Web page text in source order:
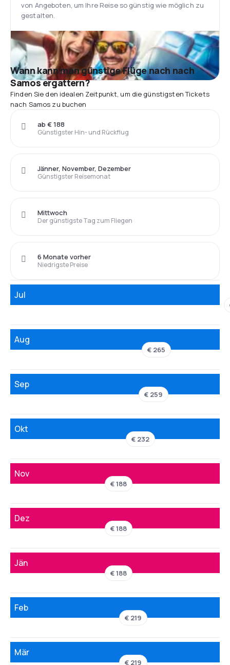
von Angeboten, um Ihre Reise so günstig wie möglich zu
gestalten.
Wann kann man günstige Flüge nach nach
Samos ergattern?
Finden Sie den idealen Zeitpunkt, um die günstigsten Tickets
nach Samos zu buchen
Günstigster Hin- und Rückflug
ab € 188
Günstigster Reisemonat
Jänner, November, Dezember
Der günstigste Tag zum Fliegen
Mittwoch
Niedrigste Preise
6 Monate vorher
Jul
Aug
€ 265
Sep
€ 259
Okt
€ 232
Nov
€ 188
Dez
€ 188
Jän
€ 188
Feb
€ 219
Mär
€ 219